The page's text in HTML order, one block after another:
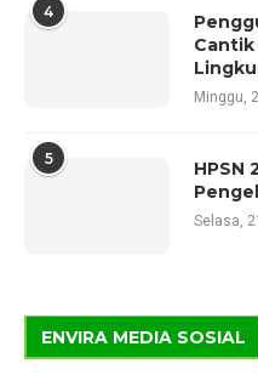
4
Cantik
Minggu,
5
HPSN
Selasa,
ENVIRA MEDIA SOSIAL